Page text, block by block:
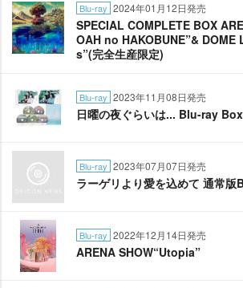
Blu-ray 2024年01月12日発売
SPECIAL COMPLETE BOX
OAH no HAKOBUNE”& DOME
s”(完全生産限定)
Blu-ray 2023年11月08日発売
日曜の夜ぐらいは... Blu-ray Box
Blu-ray 2023年07月07日発売
ラーゲリより愛を込めて 通常
Blu-ray 2022年12月14日発売
ARENA SHOW“Utopia”